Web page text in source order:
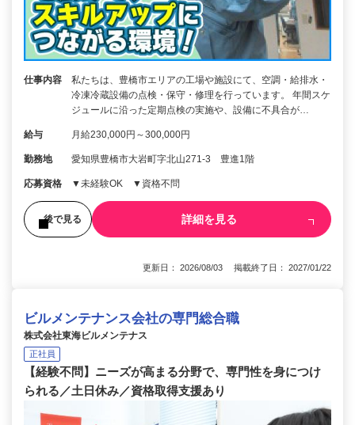
仕事内容
私たちは、豊橋市エリアの工場や施設にて、空調・給排水・
冷凍冷蔵設備の点検・保守・修理を行っています。 年間スケ
ジュールに沿った定期点検の実施や、設備に不具合が…
給与 月給230,000円～300,000円
勤務地 愛知県豊橋市大岩町字北山271-3 豊進1階
応募資格 ▼未経験OK ▼資格不問
後で見る 詳細を見る
更新日： 2026/08/03 掲載終了日： 2027/01/22
ビルメンテナンス会社の専門総合職
株式会社東海ビルメンテナス
正社員
【経験不問】ニーズが高まる分野で、専門性を身につけ
られる／土日休み／資格取得支援あり